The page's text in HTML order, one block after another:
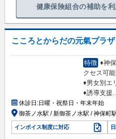
健康保険組合の補助を
こころとからだの元氣プラザ
特徴 ♦神
クセス可
♦男女別エ
♦誘導支援
休診日:日曜・祝祭日・年末年始
御茶ノ水駅 / 新御茶ノ水駅 / 神保町
インボイス制度に対応